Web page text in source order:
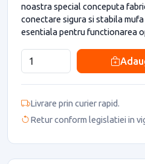
noastra special conceputa
conectare sigura si stabila
esentiala pentru functionarea
Livrare prin curier rapid.
Retur conform legislatiei in